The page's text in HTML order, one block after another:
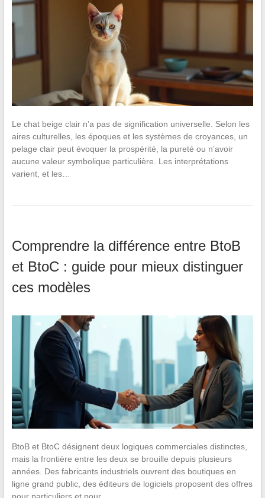
Le chat beige clair n’a pas de signification universelle. Selon les
aires culturelles, les époques et les systèmes de croyances, un
pelage clair peut évoquer la prospérité, la pureté ou n’avoir
aucune valeur symbolique particulière. Les interprétations
varient, et les…
Comprendre la différence entre BtoB
et BtoC : guide pour mieux distinguer
ces modèles
BtoB et BtoC désignent deux logiques commerciales distinctes,
mais la frontière entre les deux se brouille depuis plusieurs
années. Des fabricants industriels ouvrent des boutiques en
ligne grand public, des éditeurs de logiciels proposent des offres